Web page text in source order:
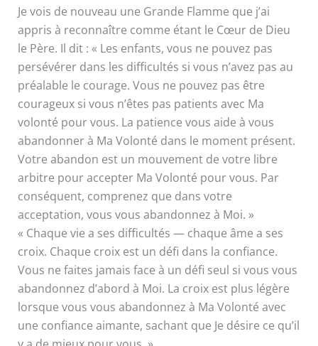
Je vois de nouveau une Grande Flamme que j’ai
appris à reconnaître comme étant le Cœur de Dieu
le Père. Il dit : « Les enfants, vous ne pouvez pas
persévérer dans les difficultés si vous n’avez pas au
préalable le courage. Vous ne pouvez pas être
courageux si vous n’êtes pas patients avec Ma
volonté pour vous. La patience vous aide à vous
abandonner à Ma Volonté dans le moment présent.
Votre abandon est un mouvement de votre libre
arbitre pour accepter Ma Volonté pour vous. Par
conséquent, comprenez que dans votre
acceptation, vous vous abandonnez à Moi. »
« Chaque vie a ses difficultés — chaque âme a ses
croix. Chaque croix est un défi dans la confiance.
Vous ne faites jamais face à un défi seul si vous vous
abandonnez d’abord à Moi. La croix est plus légère
lorsque vous vous abandonnez à Ma Volonté avec
une confiance aimante, sachant que Je désire ce qu’il